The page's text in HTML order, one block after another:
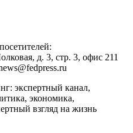
д. 3, стр. 3, офис 211
экспертный канал,
экономика,
взгляд на жизнь